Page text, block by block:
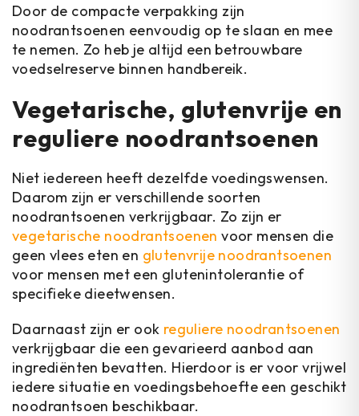
Door de compacte verpakking zijn
noodrantsoenen eenvoudig op te slaan en mee
te nemen. Zo heb je altijd een betrouwbare
voedselreserve binnen handbereik.
Vegetarische, glutenvrije en
reguliere noodrantsoenen
Niet iedereen heeft dezelfde voedingswensen.
Daarom zijn er verschillende soorten
noodrantsoenen verkrijgbaar. Zo zijn er
vegetarische noodrantsoenen voor mensen die
geen vlees eten en glutenvrije noodrantsoenen
voor mensen met een glutenintolerantie of
specifieke dieetwensen.
Daarnaast zijn er ook reguliere noodrantsoenen
verkrijgbaar die een gevarieerd aanbod aan
ingrediënten bevatten. Hierdoor is er voor vrijwel
iedere situatie en voedingsbehoefte een geschikt
noodrantsoen beschikbaar.